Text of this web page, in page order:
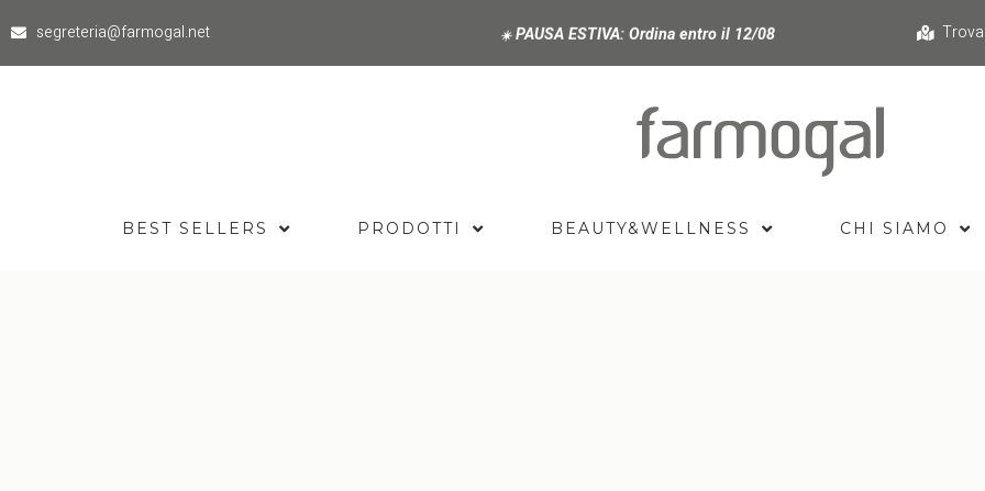
segreteria@farmogal.net ☀️PAUSA ESTIVA: Ordina entro il 12/08
BEST SELLERS PRODOTTI BEAUTY&WELLNESS CHI SIAMO